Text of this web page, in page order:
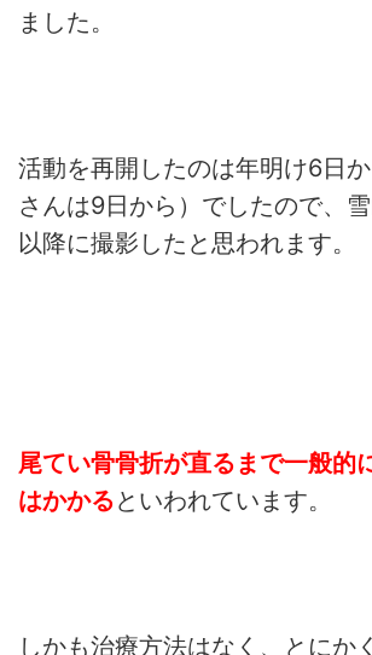
ました。
活動を再開したのは年明け6日
さんは9日から）でしたので、
以降に撮影したと思われます。
尾てい骨骨折が直るまで一般的
はかかるといわれています。
しかも治療方法はなく、とにか